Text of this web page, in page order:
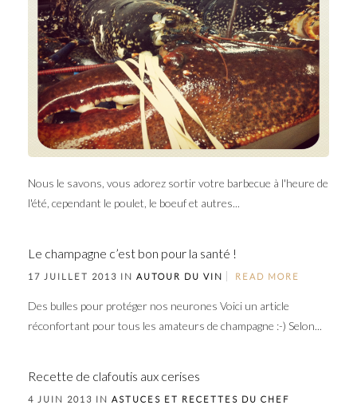
Nous le savons, vous adorez sortir votre barbecue à l'heure de
l'été, cependant le poulet, le boeuf et autres...
Le champagne c’est bon pour la santé !
17 JUILLET 2013 IN AUTOUR DU VIN READ MORE
Des bulles pour protéger nos neurones Voici un article
réconfortant pour tous les amateurs de champagne :-) Selon...
Recette de clafoutis aux cerises
4 JUIN 2013 IN ASTUCES ET RECETTES DU CHEF